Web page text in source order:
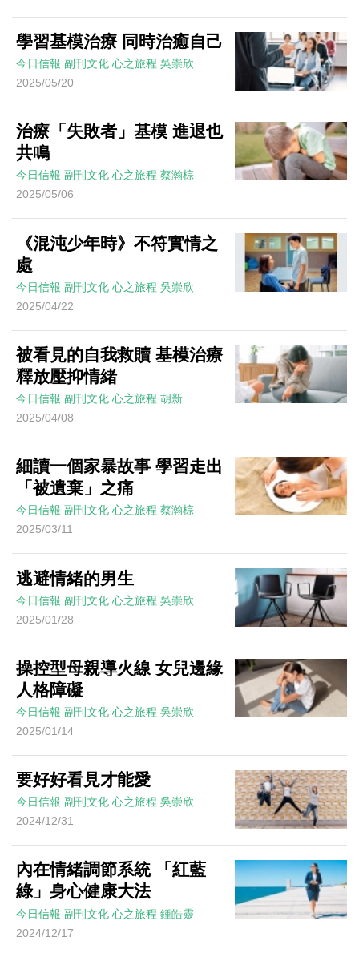
學習基模治療 同時治癒自己
今日信報 副刊文化 心之旅程 吳崇欣
2025/05/20
治療「失敗者」基模 進退也
共鳴
今日信報 副刊文化 心之旅程 蔡瀚棕
2025/05/06
《混沌少年時》不符實情之
處
今日信報 副刊文化 心之旅程 吳崇欣
2025/04/22
被看見的自我救贖 基模治療
釋放壓抑情緒
今日信報 副刊文化 心之旅程 胡新
2025/04/08
細讀一個家暴故事 學習走出
「被遺棄」之痛
今日信報 副刊文化 心之旅程 蔡瀚棕
2025/03/11
逃避情緒的男生
今日信報 副刊文化 心之旅程 吳崇欣
2025/01/28
操控型母親導火線 女兒邊緣
人格障礙
今日信報 副刊文化 心之旅程 吳崇欣
2025/01/14
要好好看見才能愛
今日信報 副刊文化 心之旅程 吳崇欣
2024/12/31
內在情緒調節系統 「紅藍
綠」身心健康大法
今日信報 副刊文化 心之旅程 鍾皓靈
2024/12/17